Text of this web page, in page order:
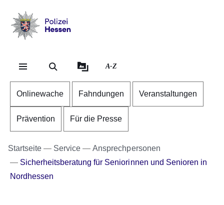
Hessen
A-Z
Onlinewache Fahndungen Veranstaltungen
Prävention Für die Presse
Startseite Service
Ansprechpersonen
Sicherheitsberatung für Seniorinnen und Senioren in
Nordhessen